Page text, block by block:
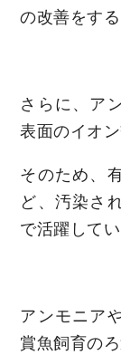
の改善をす
さらに、ア
表面のイオ
そのため、
ど、汚染さ
で活躍してい
アンモニア
賞魚飼育の